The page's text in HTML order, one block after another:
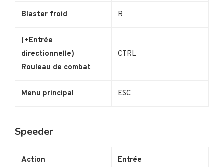
Blaster froid R
(+Entrée
directionnelle)
Rouleau de combat
CTRL
Menu principal ESC
Speeder
Action Entrée